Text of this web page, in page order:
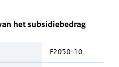
het subsidiebedrag
F2050-10